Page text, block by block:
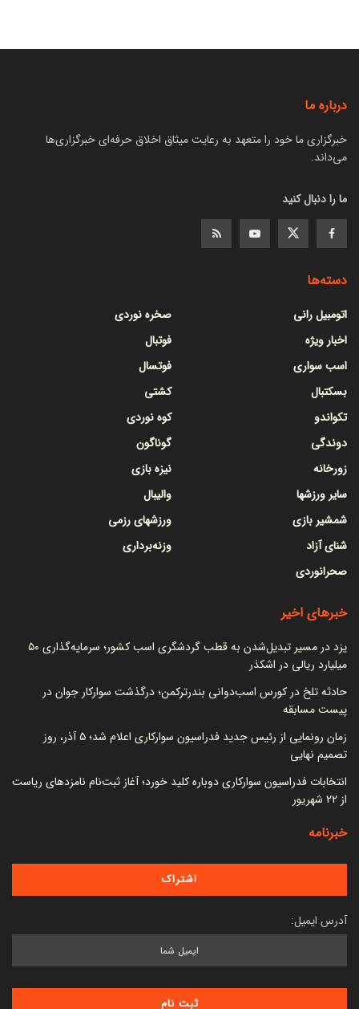
درباره ما
خبرگزاری ما خود را متعهد به رعایت میثاق اخلاق حرفه‌ای خبرگزاری‌ها
می‌داند.
ما را دنبال کنید
دسته‌ها
اتومبیل رانی
اخبار ویژه
اسب سواری
بسکتبال
تکواندو
دوندگی
زورخانه
سایر ورزشها
شمشیر بازی
شنای آزاد
صحرانوردی
صخره نوردی
فوتبال
فوتسال
کشتی
کوه نوردی
گوناگون
نیزه بازی
والیبال
ورزشهای رزمی
وزنه‌برداری
خبرهای اخیر
یزد در مسیر تبدیل‌شدن به قطب گردشگری اسب کشور؛ سرمایه‌گذاری ۵۰
میلیارد ریالی در اشکذر
حادثه تلخ در کورس اسب‌دوانی بندرترکمن؛ درگذشت سوارکار جوان در
پیست مسابقه
زمان رونمایی از رئیس جدید فدراسیون سوارکاری اعلام شد؛ ۵ آذر، روز
تصمیم نهایی
انتخابات فدراسیون سوارکاری دوباره کلید خورد؛ آغاز ثبت‌نام نامزدهای ریاست
از ۲۲ شهریور
خبرنامه
آدرس ایمیل: